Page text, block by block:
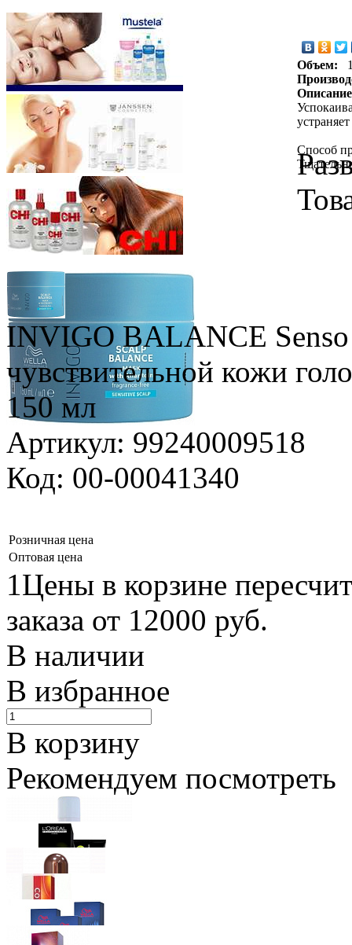
Объем:
Способ
INVIGO BALANCE Senso
чувствительной кожи
150 мл
Артикул: 99240009518
Код: 00-00041340
Розничная цена
Оптовая цена
1Цены в корзине
заказа от 12000 руб.
В наличии
В избранное
В корзину
Рекомендуем посмотреть
Schwarzkopf Professional
Ожидается